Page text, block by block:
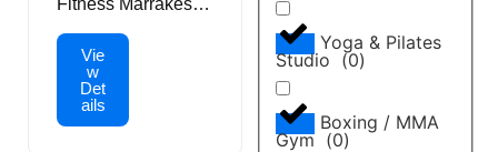
Yoga & Pilates
Studio (0)
Boxing / MMA
Gym (0)
Fitness Marrakesch
ist ein modernes
Fitnessstudio, das
eine gut
ausgestattete
Vie
w
Det
ails